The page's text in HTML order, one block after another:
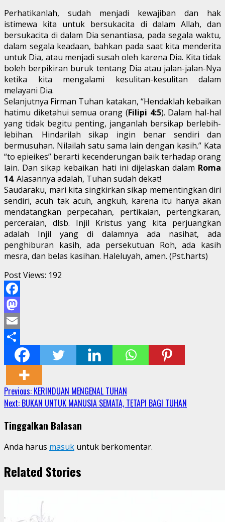
Perhatikanlah, sudah menjadi kewajiban dan hak
istimewa kita untuk bersukacita di dalam Allah, dan
bersukacita di dalam Dia senantiasa, pada segala waktu,
dalam segala keadaan, bahkan pada saat kita menderita
untuk Dia, atau menjadi susah oleh karena Dia. Kita tidak
boleh berpikiran buruk tentang Dia atau jalan-jalan-Nya
ketika kita mengalami kesulitan-kesulitan dalam
melayani Dia.
Selanjutnya Firman Tuhan katakan, “Hendaklah kebaikan
hatimu diketahui semua orang (Filipi 4:5). Dalam hal-hal
yang tidak begitu penting, janganlah bersikap berlebih-
lebihan. Hindarilah sikap ingin benar sendiri dan
bermusuhan. Nilailah satu sama lain dengan kasih.” Kata
“to epieikes” berarti kecenderungan baik terhadap orang
lain. Dan sikap kebaikan hati ini dijelaskan dalam Roma
14. Alasannya adalah, Tuhan sudah dekat!
Saudaraku, mari kita singkirkan sikap mementingkan diri
sendiri, acuh tak acuh, angkuh, karena itu hanya akan
mendatangkan perpecahan, pertikaian, pertengkaran,
perceraian, dlsb. Injil Kristus yang kita perjuangkan
adalah Injil yang di dalamnya ada nasihat, ada
penghiburan kasih, ada persekutuan Roh, ada kasih
mesra, dan belas kasihan. Haleluyah, amen. (Pst.harts)
Post Views: 192
Facebook
Mastodon
Email
Share
Continue
Reading
Previous: KERINDUAN MENGENAL TUHAN
Next: BUKAN UNTUK MANUSIA SEMATA, TETAPI BAGI TUHAN
Tinggalkan Balasan
Anda harus masuk untuk berkomentar.
Related Stories